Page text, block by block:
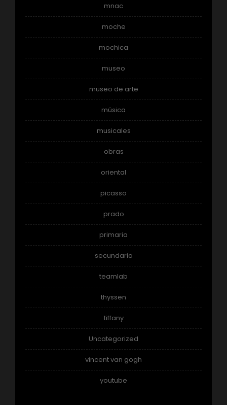
mnac
moche
mochica
museo
museo de arte
música
musicales
obras
oriental
picasso
prado
primaria
secundaria
teamlab
thyssen
tiffany
Uncategorized
vincent van gogh
youtube